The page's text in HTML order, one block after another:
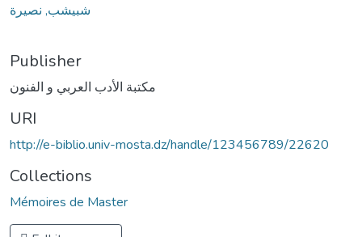
شبيشب, نصيرة
Publisher
مكتبة الأدب العربي و الفنون
URI
http://e-biblio.univ-mosta.dz/handle/123456789/22620
Collections
Mémoires de Master